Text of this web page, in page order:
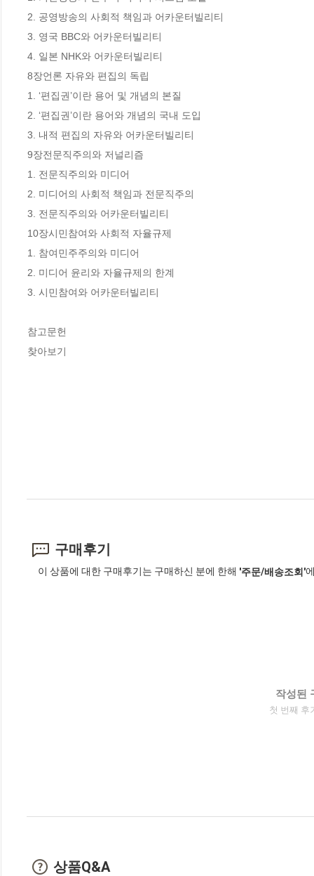
2. 공영방송의 사회적 책임과 어카운터빌리티
3. 영국 BBC와 어카운터빌리티
4. 일본 NHK와 어카운터빌리티
8장언론 자유와 편집의 독립
1. ‘편집권’이란 용어 및 개념의 본질
2. ‘편집권’이란 용어와 개념의 국내 도입
3. 내적 편집의 자유와 어카운터빌리티
9장전문직주의와 저널리즘
1. 전문직주의와 미디어
2. 미디어의 사회적 책임과 전문직주의
3. 전문직주의와 어카운터빌리티
10장시민참여와 사회적 자율규제
1. 참여민주주의와 미디어
2. 미디어 윤리와 자율규제의 한계
3. 시민참여와 어카운터빌리티
참고문헌
찾아보기
구매후기
이 상품에 대한 구매후기는 구매하신 분에 한해 '주문/배송조회'
작성된
첫 번째 후
상품Q&A